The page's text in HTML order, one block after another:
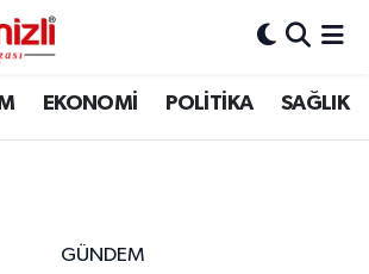
EKONOMİ POLİTİKA SAĞLIK
GÜNDEM
Eczaneler